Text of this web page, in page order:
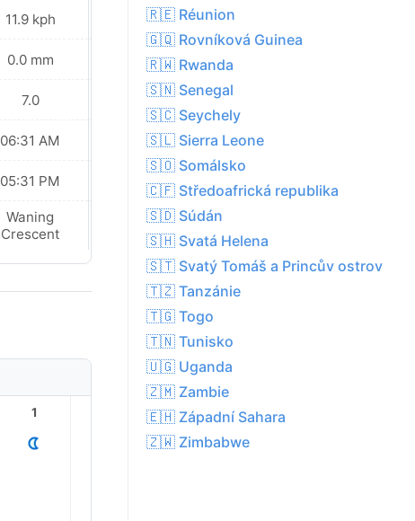
11.9 kph
0.0 mm
7.0
06:31 AM
05:31 PM
Waning
Crescent
14.4 kph
0.0 mm
8.0
06:30 AM
05:32 PM
Waning
Crescent
1 3 4
🇷🇪 Réunion
🇬🇶 Rovníková Guinea
🇷🇼 Rwanda
🇸🇳 Senegal
🇸🇨 Seychely
🇸🇱 Sierra Leone
🇸🇴 Somálsko
🇨🇫 Středoafrická republika
🇸🇩 Súdán
🇸🇭 Svatá Helena
🇸🇹 Svatý Tomáš a Princův ostrov
🇹🇿 Tanzánie
🇹🇬 Togo
🇹🇳 Tunisko
🇺🇬 Uganda
🇿🇲 Zambie
🇪🇭 Západní Sahara
🇿🇼 Zimbabwe